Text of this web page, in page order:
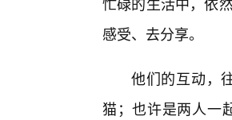
感受、去分享。
他们的互动，
猫；也许是两人一